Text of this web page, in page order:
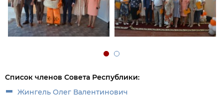
Список членов Совета Республики:
Жингель Олег Валентинович